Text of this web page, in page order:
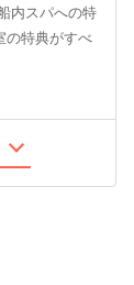
内スパへの特
の特典がすべ